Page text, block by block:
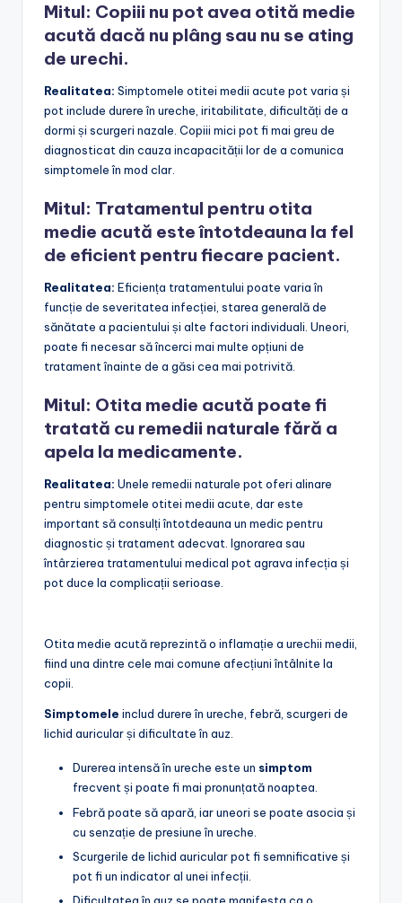
Mitul: Copiii nu pot avea otită medie
acută dacă nu plâng sau nu se ating
de urechi.
Realitatea: Simptomele otitei medii acute pot varia și
pot include durere în ureche, iritabilitate, dificultăți de a
dormi și scurgeri nazale. Copiii mici pot fi mai greu de
diagnosticat din cauza incapacității lor de a comunica
simptomele în mod clar.
Mitul: Tratamentul pentru otita
medie acută este întotdeauna la fel
de eficient pentru fiecare pacient.
Realitatea: Eficiența tratamentului poate varia în
funcție de severitatea infecției, starea generală de
sănătate a pacientului și alte factori individuali. Uneori,
poate fi necesar să încerci mai multe opțiuni de
tratament înainte de a găsi cea mai potrivită.
Mitul: Otita medie acută poate fi
tratată cu remedii naturale fără a
apela la medicamente.
Realitatea: Unele remedii naturale pot oferi alinare
pentru simptomele otitei medii acute, dar este
important să consulți întotdeauna un medic pentru
diagnostic și tratament adecvat. Ignorarea sau
întârzierea tratamentului medical pot agrava infecția și
pot duce la complicații serioase.
Otita medie acută reprezintă o inflamație a urechii medii,
fiind una dintre cele mai comune afecțiuni întâlnite la
copii.
Simptomele includ durere în ureche, febră, scurgeri de
lichid auricular și dificultate în auz.
Durerea intensă în ureche este un simptom
frecvent și poate fi mai pronunțată noaptea.
Febră poate să apară, iar uneori se poate asocia și
cu senzație de presiune în ureche.
Scurgerile de lichid auricular pot fi semnificative și
pot fi un indicator al unei infecții.
Dificultatea în auz se poate manifesta ca o